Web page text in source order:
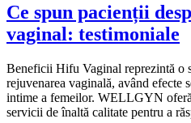
Ce spun pacienții
vaginal: testimoniale
Beneficii Hifu Vaginal reprezintă o
rejuvenarea vaginală, având efecte
intime a femeilor. WELLGYN oferă
servicii de înaltă calitate pentru a